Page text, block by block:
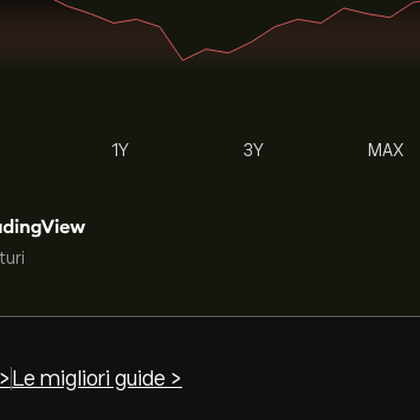
1Y 3Y MAX
Le migliori guide >